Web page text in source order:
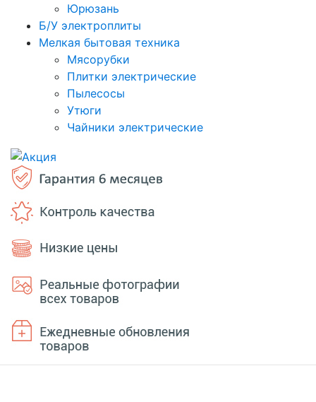
Юрюзань
Б/У электроплиты
Мелкая бытовая техника
Мясорубки
Плитки электрические
Пылесосы
Утюги
Чайники электрические